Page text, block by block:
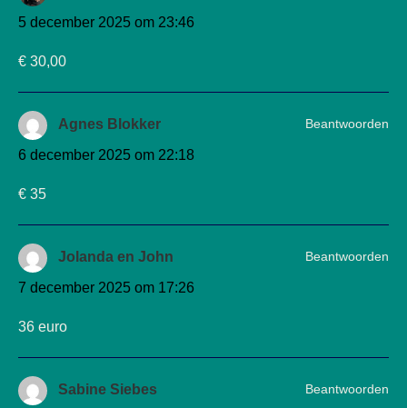
5 december 2025 om 23:46
€ 30,00
Agnes Blokker
6 december 2025 om 22:18
€ 35
Beantwoorden
Jolanda en John
7 december 2025 om 17:26
36 euro
Beantwoorden
Sabine Siebes Beantwoorden